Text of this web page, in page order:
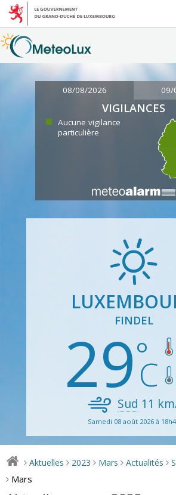
08/08/2026 09/
VIGILANCES
Aucune vigilance
particulière
FINDEL
29
Sud 11
Samedi 08 août 2026 à
> Aktuelles > 2023 > Mars > Actualités >
> Mars